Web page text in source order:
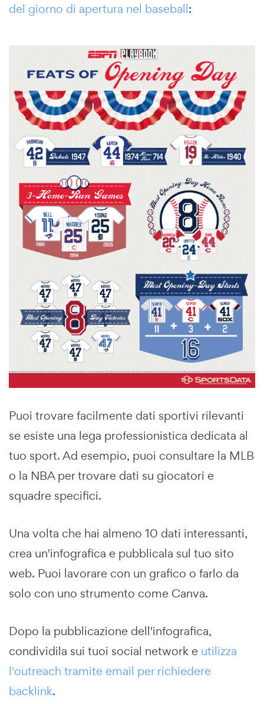
del giorno di apertura nel baseball:
Puoi trovare facilmente dati sportivi rilevanti
se esiste una lega professionistica dedicata al
tuo sport. Ad esempio, puoi consultare la MLB
o la NBA per trovare dati su giocatori e
squadre specifici.
Una volta che hai almeno 10 dati interessanti,
crea un'infografica e pubblicala sul tuo sito
web. Puoi lavorare con un grafico o farlo da
solo con uno strumento come Canva.
Dopo la pubblicazione dell'infografica,
condividila sui tuoi social network e utilizza
l'outreach tramite email per richiedere
backlink.